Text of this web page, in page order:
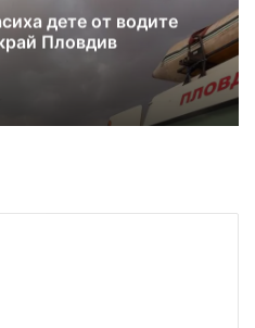
дете от водите
Пловдив